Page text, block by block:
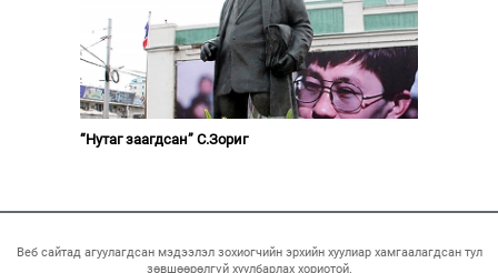
“Нутаг заагдсан” С.Зориг
Веб сайтад агуулагдсан мэдээлэл зохиогчийн эрхийн хуулиар хамгаалагдсан тул
зөвшөөрөлгүй хуулбарлах хориотой.